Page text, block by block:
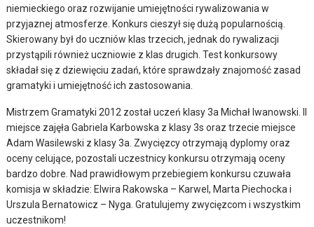
niemieckiego oraz rozwijanie umiejętności rywalizowania w
przyjaznej atmosferze. Konkurs cieszył się dużą popularnością.
Skierowany był do uczniów klas trzecich, jednak do rywalizacji
przystąpili również uczniowie z klas drugich. Test konkursowy
składał się z dziewięciu zadań, które sprawdzały znajomość zasad
gramatyki i umiejętność ich zastosowania.
Mistrzem Gramatyki 2012 został uczeń klasy 3a Michał Iwanowski. II
miejsce zajęła Gabriela Karbowska z klasy 3s oraz trzecie miejsce
Adam Wasilewski z klasy 3a. Zwycięzcy otrzymają dyplomy oraz
oceny celujące, pozostali uczestnicy konkursu otrzymają oceny
bardzo dobre. Nad prawidłowym przebiegiem konkursu czuwała
komisja w składzie: Elwira Rakowska – Karwel, Marta Piechocka i
Urszula Bernatowicz – Nyga. Gratulujemy zwycięzcom i wszystkim
uczestnikom!